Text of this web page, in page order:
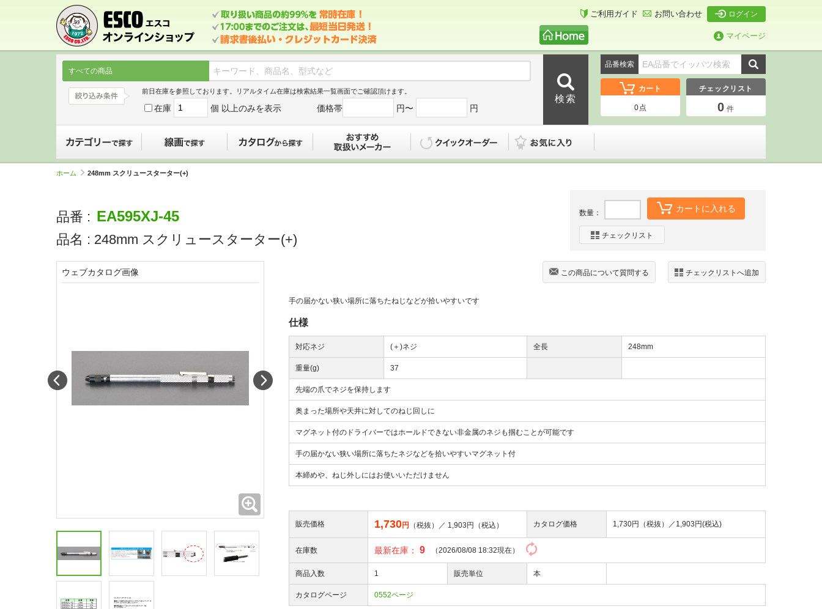
ご利用ガイド お問い合わせ ログイン
マイページ
すべての商品
前日在庫を参照しております。リアルタイム在庫は検索結果一覧画面でご確認頂けます。
在庫 個 以上のみを表示 価格帯 円〜 円
品番検索
カート
0点
チェックリスト
0 件
ホーム 248mm スクリュースターター(+)
品番 : EA595XJ-45
品名 : 248mm スクリュースターター(+)
数量： カートに入れる
チェックリスト
チェックリストへ追加
この商品について質問する
手の届かない狭い場所に落ちたねじなどが拾いやすいです
仕様
対応ネジ (＋)ネジ 全長 248mm
重量(g) 37
先端の爪でネジを保持します
奥まった場所や天井に対してのねじ回しに
マグネット付のドライバーではホールドできない非金属のネジも掴むことが可能です
手の届かない狭い場所に落ちたネジなどを拾いやすいマグネット付
本締めや、ねじ外しにはお使いいただけません
販売価格 1,730円 （税抜）／ 1,903 円（税込） カタログ価格 1,730円（税抜）／ 1,903円(税込)
在庫数 最新在庫： 9 （2026/08/08 18:32現在）
商品入数 1 販売単位 本
カタログページ 0552ページ
ウェブカタログ画像